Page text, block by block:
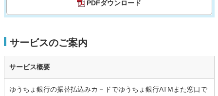
PDFダウンロード
サービスのご案内
サービス概要
ゆうちょ銀行の振替払込みカ－ドでゆうちょ銀行ATMまた窓口で